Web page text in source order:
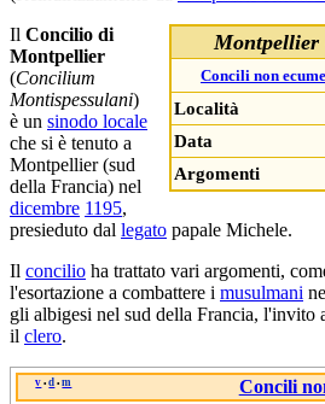
Montpellier
Concili non
Località
Data
Argomenti
Il Concilio di
Montpellier
(Concilium
Montispessulani)
è un sinodo locale
che si è tenuto a
Montpellier (sud
della Francia) nel
dicembre 1195,
presieduto dal legato papale Michele.
Il concilio ha trattato vari argomenti,
l'esortazione a combattere i musulmani
gli albigesi nel sud della Francia, l'invito
il clero.
v • d • m Concili